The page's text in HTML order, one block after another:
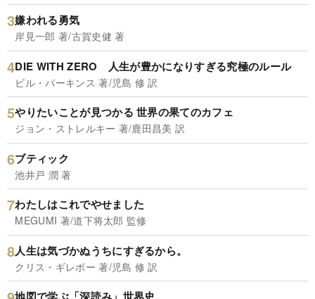
嫌われる勇気
岸見一郎 著/古賀史健 著
DIE WITH ZERO 人生が豊かになりすぎる究極のルール
ビル・パーキンス 著/児島 修 訳
やりたいことが見つかる 世界の果てのカフェ
ジョン・ストレルキー 著/鹿田昌美 訳
ブティック
池井戸 潤 著
わたしはこれでやせました
MEGUMI 著/道下将太郎 監修
人生は気づかぬうちにすぎるから。
クリス・ギレボー 著/児島 修 訳